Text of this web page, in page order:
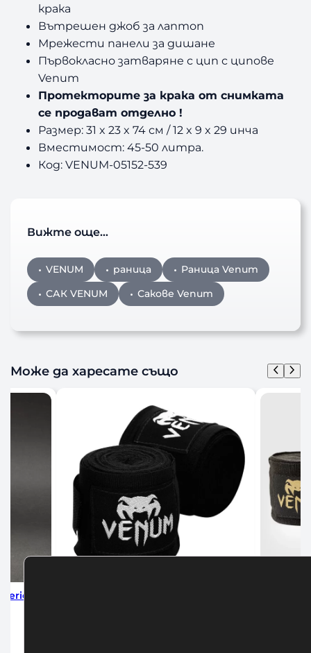
крака
Вътрешен джоб за лаптоп
Мрежести панели за дишане
Първокласно затваряне с цип с ципове
Venum
Протекторите за крака от снимката
се продават отделно !
Размер: 31 x 23 x 74 см / 12 x 9 x 29 инча
Вместимост: 45-50 литра.
Код: VENUM-05152-539
Вижте още…
VENUM раница
Раница Venum
САК VENUM
Сакове Venum
Може да харесате също
Venum 4м Black